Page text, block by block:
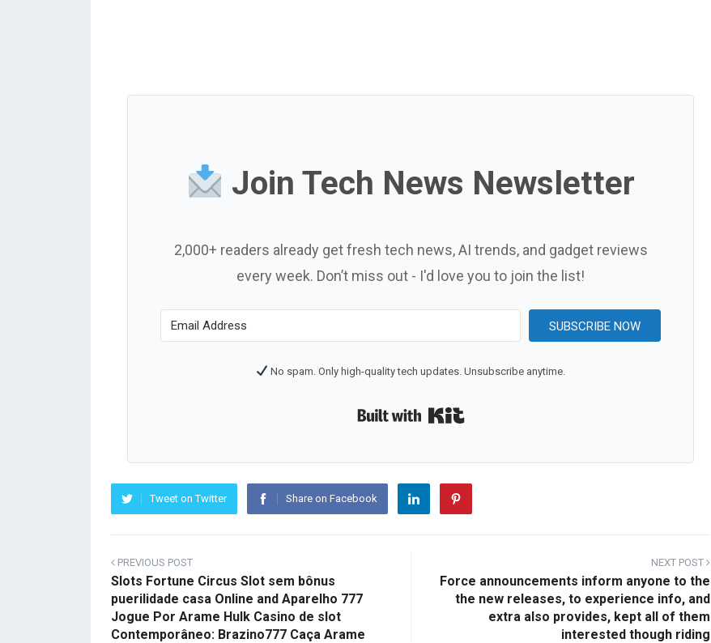
Join Tech News Newsletter
2,000+ readers already get fresh tech news, AI trends, and gadget reviews
every week. Don’t miss out - I'd love you to join the list!
SUBSCRIBE NOW
No spam. Only high-quality tech updates. Unsubscribe anytime.
Tweet on Twitter Share on Facebook
PREVIOUS POST
Slots Fortune Circus Slot sem bônus
puerilidade casa Online and Aparelho 777
Jogue Por Arame Hulk Casino de slot
Contemporâneo: Brazino777 Caça Arame
NEXT POST
Force announcements inform anyone to the
the new releases, to experience info, and
extra also provides, kept all of them
interested though riding